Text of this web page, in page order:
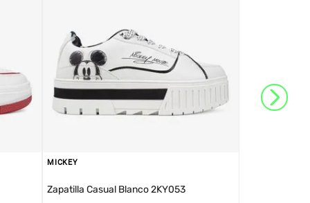
MICKEY
Zapatilla Casual Blanco 2KY053